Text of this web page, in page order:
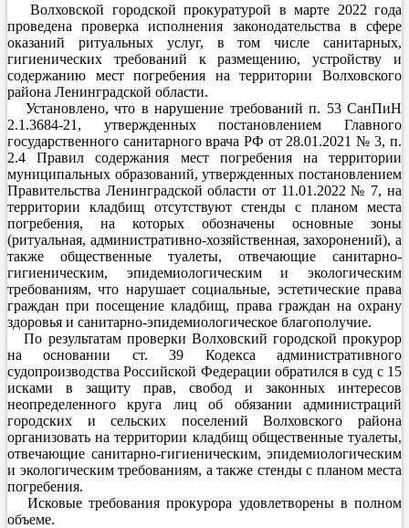
Волховской городской прокуратурой в марте 2022 года
проведена проверка исполнения законодательства в сфере
оказаний ритуальных услуг, в том числе санитарных,
гигиенических требований к размещению, устройству и
содержанию мест погребения на территории Волховского
района Ленинградской области.
Установлено, что в нарушение требований п. 53 СанПиН
2.1.3684-21, утвержденных постановлением Главного
государственного санитарного врача РФ от 28.01.2021 № 3, п.
2.4 Правил содержания мест погребения на территории
муниципальных образований, утвержденных постановлением
Правительства Ленинградской области от 11.01.2022 № 7, на
территории кладбищ отсутствуют стенды с планом места
погребения, на которых обозначены основные зоны
(ритуальная, административно-хозяйственная, захоронений), а
также общественные туалеты, отвечающие санитарно-
гигиеническим, эпидемиологическим и экологическим
требованиям, что нарушает социальные, эстетические права
граждан при посещение кладбищ, права граждан на охрану
здоровья и санитарно-эпидемиологическое благополучие.
По результатам проверки Волховский городской прокурор
на основании ст. 39 Кодекса административного
судопроизводства Российской Федерации обратился в суд с 15
исками в защиту прав, свобод и законных интересов
неопределенного круга лиц об обязании администраций
городских и сельских поселений Волховского района
организовать на территории кладбищ общественные туалеты,
отвечающие санитарно-гигиеническим, эпидемиологическим
и экологическим требованиям, а также стенды с планом места
погребения.
Исковые требования прокурора удовлетворены в полном
объеме.